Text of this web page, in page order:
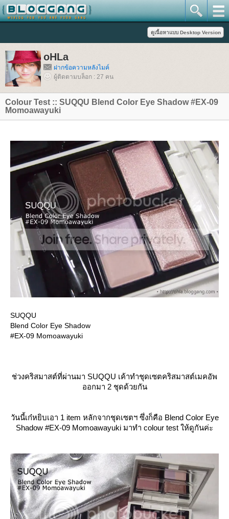
oHLa
ฝากข้อความหลังไมค์
ผู้ติดตามบล็อก : 27 คน
Colour Test :: SUQQU Blend Color Eye Shadow #EX-09
Momoawayuki
SUQQU
Blend Color Eye Shadow
#EX-09 Momoawayuki
ช่วงคริสมาสต์ที่ผ่านมา SUQQU เค้าทำชุดเซตคริสมาสต์เมคอัพ
ออกมา 2 ชุดด้วยกัน
วันนี้เก๋หยิบเอา 1 item หลักจากชุดเซตฯ ซึ่งก็คือ Blend Color Eye
Shadow #EX-09 Momoawayuki มาทำ colour test ให้ดูกันค่ะ